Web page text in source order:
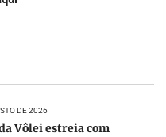
DE 2026
Vôlei estreia com